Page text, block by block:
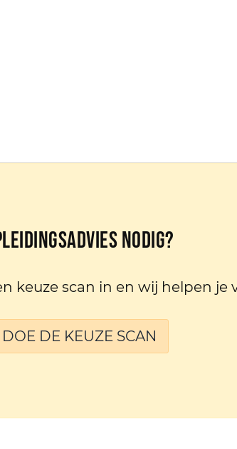
nodig?
keuze scan in en wij helpen je
DOE DE KEUZE SCAN